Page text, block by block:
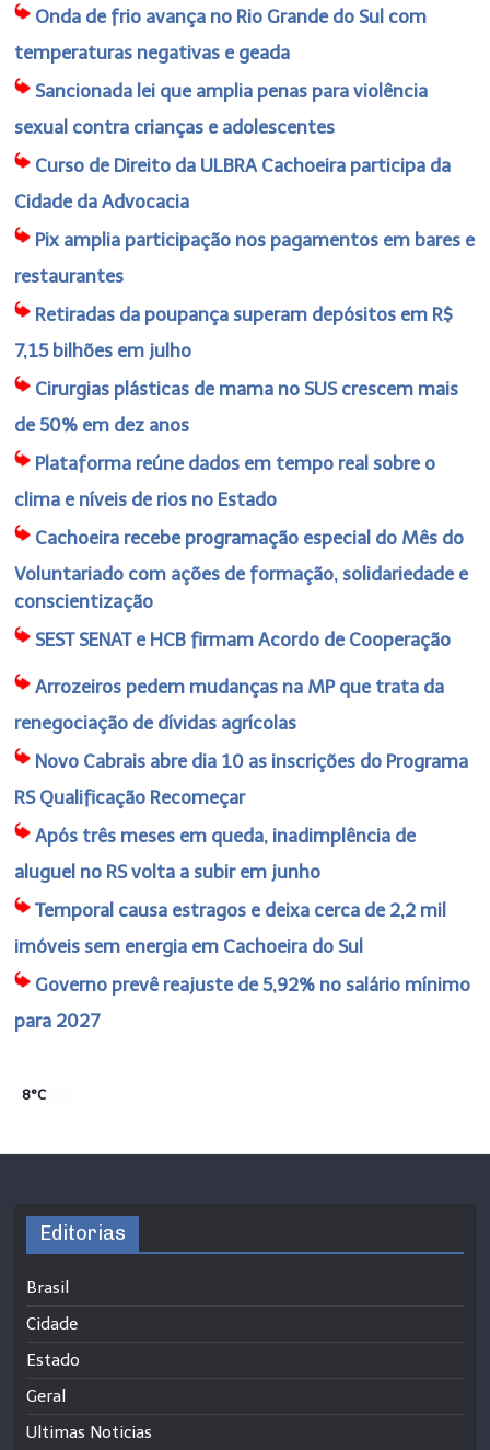
Onda de frio avança no Rio Grande do Sul com
temperaturas negativas e geada
Sancionada lei que amplia penas para violência
sexual contra crianças e adolescentes
Curso de Direito da ULBRA Cachoeira participa da
Cidade da Advocacia
Pix amplia participação nos pagamentos em bares e
restaurantes
Retiradas da poupança superam depósitos em R$
7,15 bilhões em julho
Cirurgias plásticas de mama no SUS crescem mais
de 50% em dez anos
Plataforma reúne dados em tempo real sobre o
clima e níveis de rios no Estado
Cachoeira recebe programação especial do Mês do
Voluntariado com ações de formação, solidariedade e
conscientização
SEST SENAT e HCB firmam Acordo de Cooperação
Arrozeiros pedem mudanças na MP que trata da
renegociação de dívidas agrícolas
Novo Cabrais abre dia 10 as inscrições do Programa
RS Qualificação Recomeçar
Após três meses em queda, inadimplência de
aluguel no RS volta a subir em junho
Temporal causa estragos e deixa cerca de 2,2 mil
imóveis sem energia em Cachoeira do Sul
Governo prevê reajuste de 5,92% no salário mínimo
para 2027
8°C
Editorias
Brasil
Cidade
Estado
Geral
Ultimas Noticias